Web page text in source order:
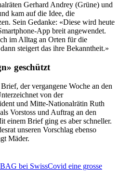
Gerhard Andrey (Grüne) und
kam auf die Idee, die
Sein Gedanke: «Diese wird heute
App breit angewendet.
im Alltag an Orten für die
steigert das ihre Bekanntheit.»
geschützt
der vergangene Woche an den
von der
und Mitte-Nationalrätin Ruth
Vorstoss und Auftrag an den
einem Brief ging es aber schneller.
unseren Vorschlag ebenso
Mäder.
bei SwissCovid eine grosse